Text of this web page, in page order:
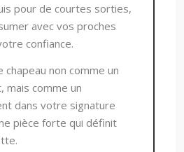
pour de courtes sorties,
avec vos proches
confiance.
chapeau non comme un
mais comme un
dans votre signature
pièce forte qui définit